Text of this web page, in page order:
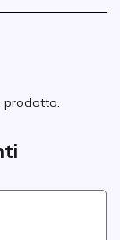
prodotto.